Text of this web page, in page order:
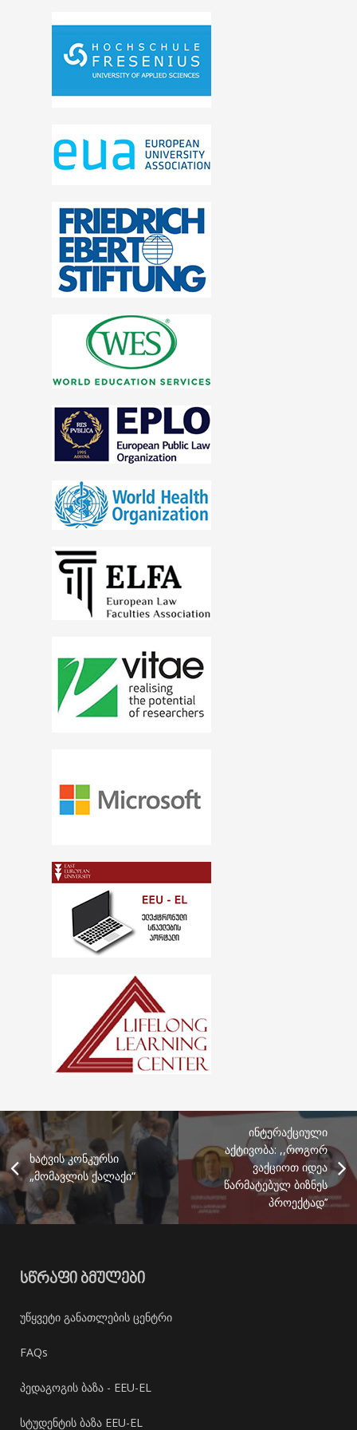
ხატვის კონკურსი
„მომავლის ქალაქი“
ინტერაქციული
აქტივობა: ,,როგორ
ვაქციოთ იდეა
წარმატებულ ბიზნეს
პროექტად’’
ᲡᲬᲠᲐᲤᲘ ᲑᲛᲣᲚᲔᲑᲘ
უწყვეტი განათლების ცენტრი
FAQs
პედაგოგის ბაზა - EEU-EL
სტუდენტის ბაზა EEU-EL